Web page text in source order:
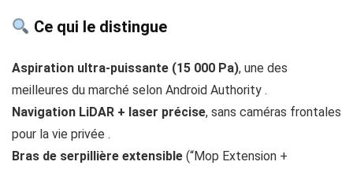
Ce qui le distingue
Aspiration ultra-puissante (15 000 Pa), une des
meilleures du marché selon Android Authority .
Navigation LiDAR + laser précise, sans caméras frontales
pour la vie privée .
Bras de serpillière extensible (“Mop Extension +